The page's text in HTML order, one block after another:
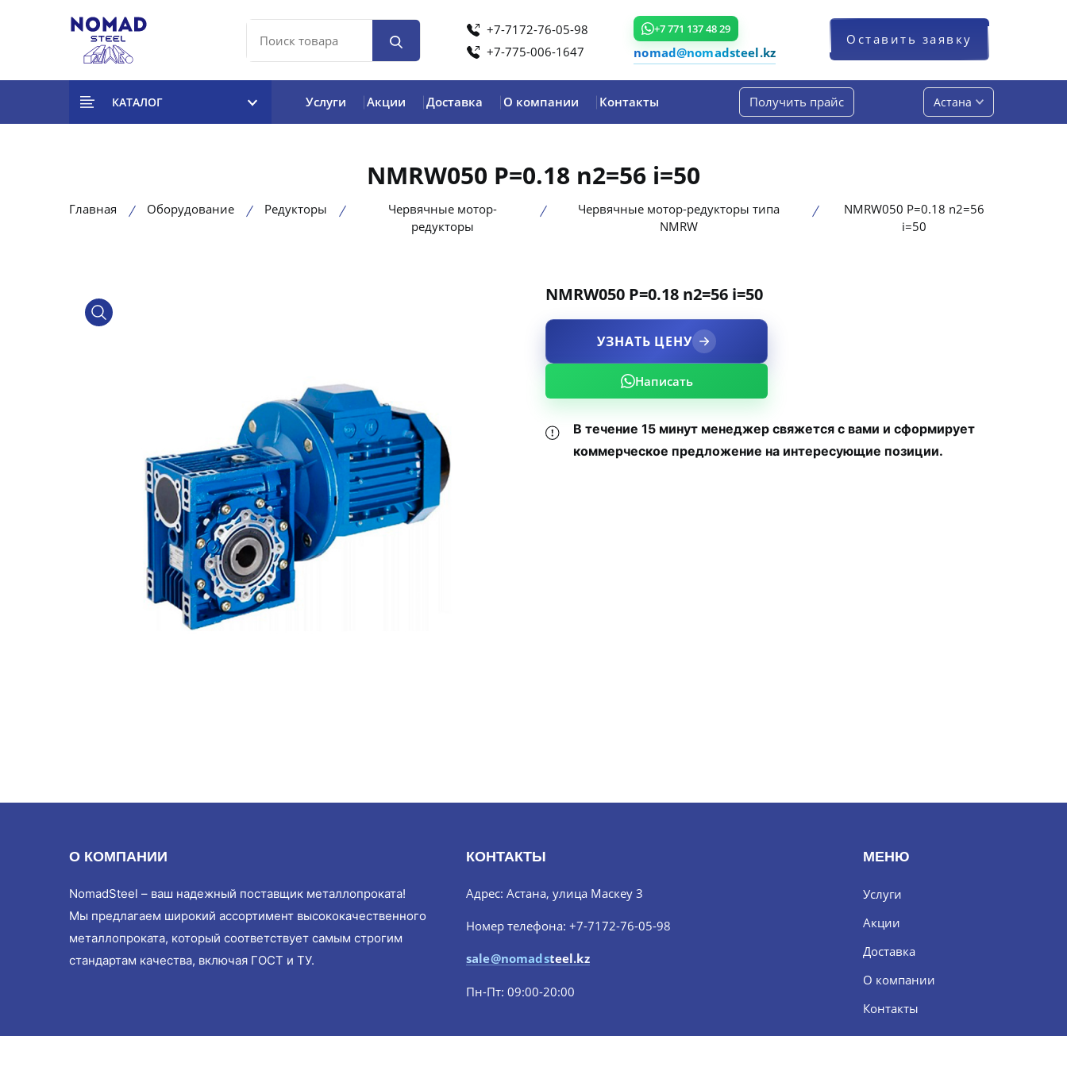
+7-7172-76-05-98
+7-775-006-1647
+7 771 137 48 29
nomad@nomadsteel.kz
Оставить заявку
КАТАЛОГ Услуги Акции Доставка О компании Контакты Получить прайс Астана
NMRW050 P=0.18 n2=56 i=50
Главная Оборудование Редукторы
Червячные мотор-
редукторы
Червячные мотор-редукторы типа
NMRW
NMRW050 P=0.18 n2=56
i=50
product view
NMRW050 P=0.18 n2=56 i=50
УЗНАТЬ ЦЕНУ
Написать
В течение 15 минут менеджер свяжется с вами и сформирует
коммерческое предложение на интересующие позиции.
О КОМПАНИИ
NomadSteel – ваш надежный поставщик металлопроката!
Мы предлагаем широкий ассортимент высококачественного
металлопроката, который соответствует самым строгим
стандартам качества, включая ГОСТ и ТУ.
КОНТАКТЫ
Адрес: Астана, улица Маскеу 3
Номер телефона: +7-7172-76-05-98
sale@nomadsteel.kz
Пн-Пт: 09:00-20:00
МЕНЮ
Услуги
Акции
Доставка
О компании
Контакты